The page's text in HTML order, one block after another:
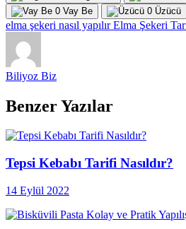
0 Vay Be 0 Üzücü
elma şekeri nasıl yapılırElma Şekeri
Biliyoz Biz
Benzer Yazılar
Tepsi Kebabı Tarifi Nasıldır?
14 Eylül 2022